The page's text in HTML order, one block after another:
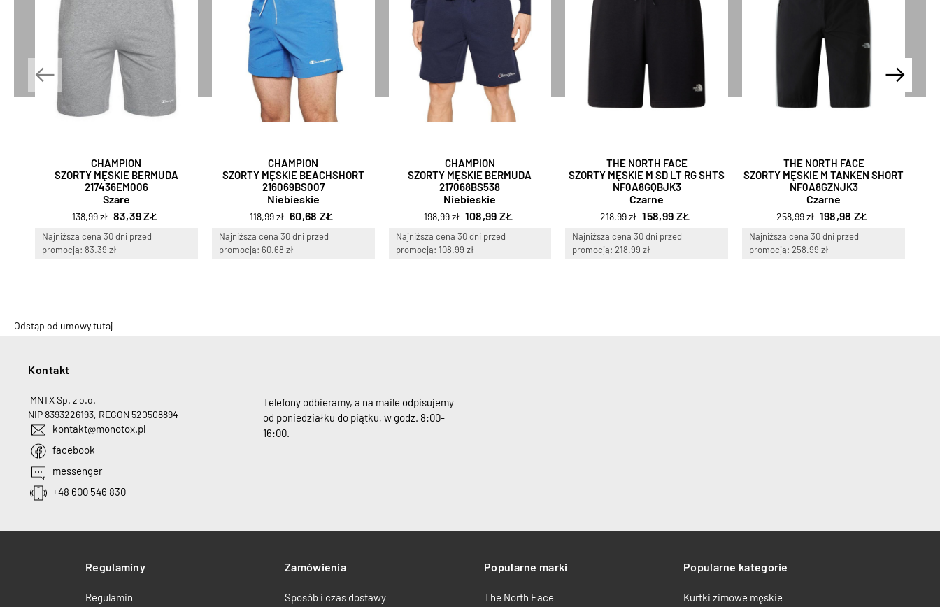
CHAMPION
SZORTY MĘSKIE BERMUDA
217436EM006
Szare
138,99 zł 83,39 ZŁ
Najniższa cena 30 dni przed
promocją: 83.39 zł
CHAMPION
SZORTY MĘSKIE BEACHSHORT
216069BS007
Niebieskie
118,99 zł 60,68 ZŁ
Najniższa cena 30 dni przed
promocją: 60.68 zł
CHAMPION
SZORTY MĘSKIE BERMUDA
217068BS538
Niebieskie
198,99 zł 108,99 ZŁ
Najniższa cena 30 dni przed
promocją: 108.99 zł
THE NORTH FACE
SZORTY MĘSKIE M SD LT RG SHTS
NF0A8GQBJK3
Czarne
218,99 zł 158,99 ZŁ
Najniższa cena 30 dni przed
promocją: 218.99 zł
THE NORTH FACE
SZORTY MĘSKIE M TANKEN SHORT
NF0A8GZNJK3
Czarne
258,99 zł 198,98 ZŁ
Najniższa cena 30 dni przed
promocją: 258.99 zł
Odstąp od umowy tutaj
Kontakt
MNTX Sp. z o.o.
NIP 8393226193, REGON 520508894
kontakt@monotox.pl
facebook
messenger
+48 600 546 830
Telefony odbieramy, a na maile odpisujemy
od poniedziałku do piątku, w godz. 8:00-
16:00.
Regulaminy
Regulamin
Zamówienia
Sposób i czas dostawy
Popularne marki
The North Face
Popularne kategorie
Kurtki zimowe męskie